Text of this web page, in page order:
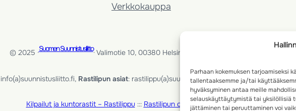
Parhaan kokemuksen tarjoamiseksi
tallentaaksemme ja/tai
hyväksyminen antaa meille
selauskäyttäytymistä tai yksilöllisiä
jättäminen tai peruuttaminen voi
Verkkokauppa
© 2025 ·Suomen Suunnistusliitto· Valimotie 10, 00380 Helsinki, Finland
info(a)suunnistusliitto.fi, Rastilipun asiat: rastilippu(a)suunnistusliitto.fi
Kilpailut ja kuntorastit – Rastilippu::: Rastilipun ohjeet